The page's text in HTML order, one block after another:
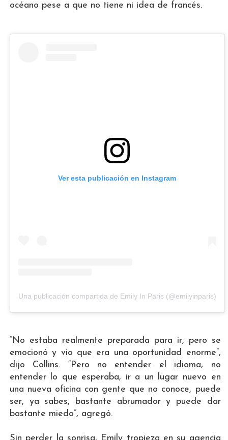
océano pese a que no tiene ni idea de francés.
Ver esta publicación en Instagram
Una publicación compartida de Emily In Paris (@emilyinparis)
”No estaba realmente preparada para ir, pero se
emocionó y vio que era una oportunidad enorme”,
dijo Collins. “Pero no entender el idioma, no
entender lo que esperaba, ir a un lugar nuevo en
una nueva oficina con gente que no conoce, puede
ser, ya sabes, bastante abrumador y puede dar
bastante miedo”, agregó.